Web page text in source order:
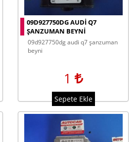
09D927750DG AUDI Q7
ŞANZUMAN BEYNI
09d927750dg audi q7 şanzuman
beyni
1
Sepete Ekle